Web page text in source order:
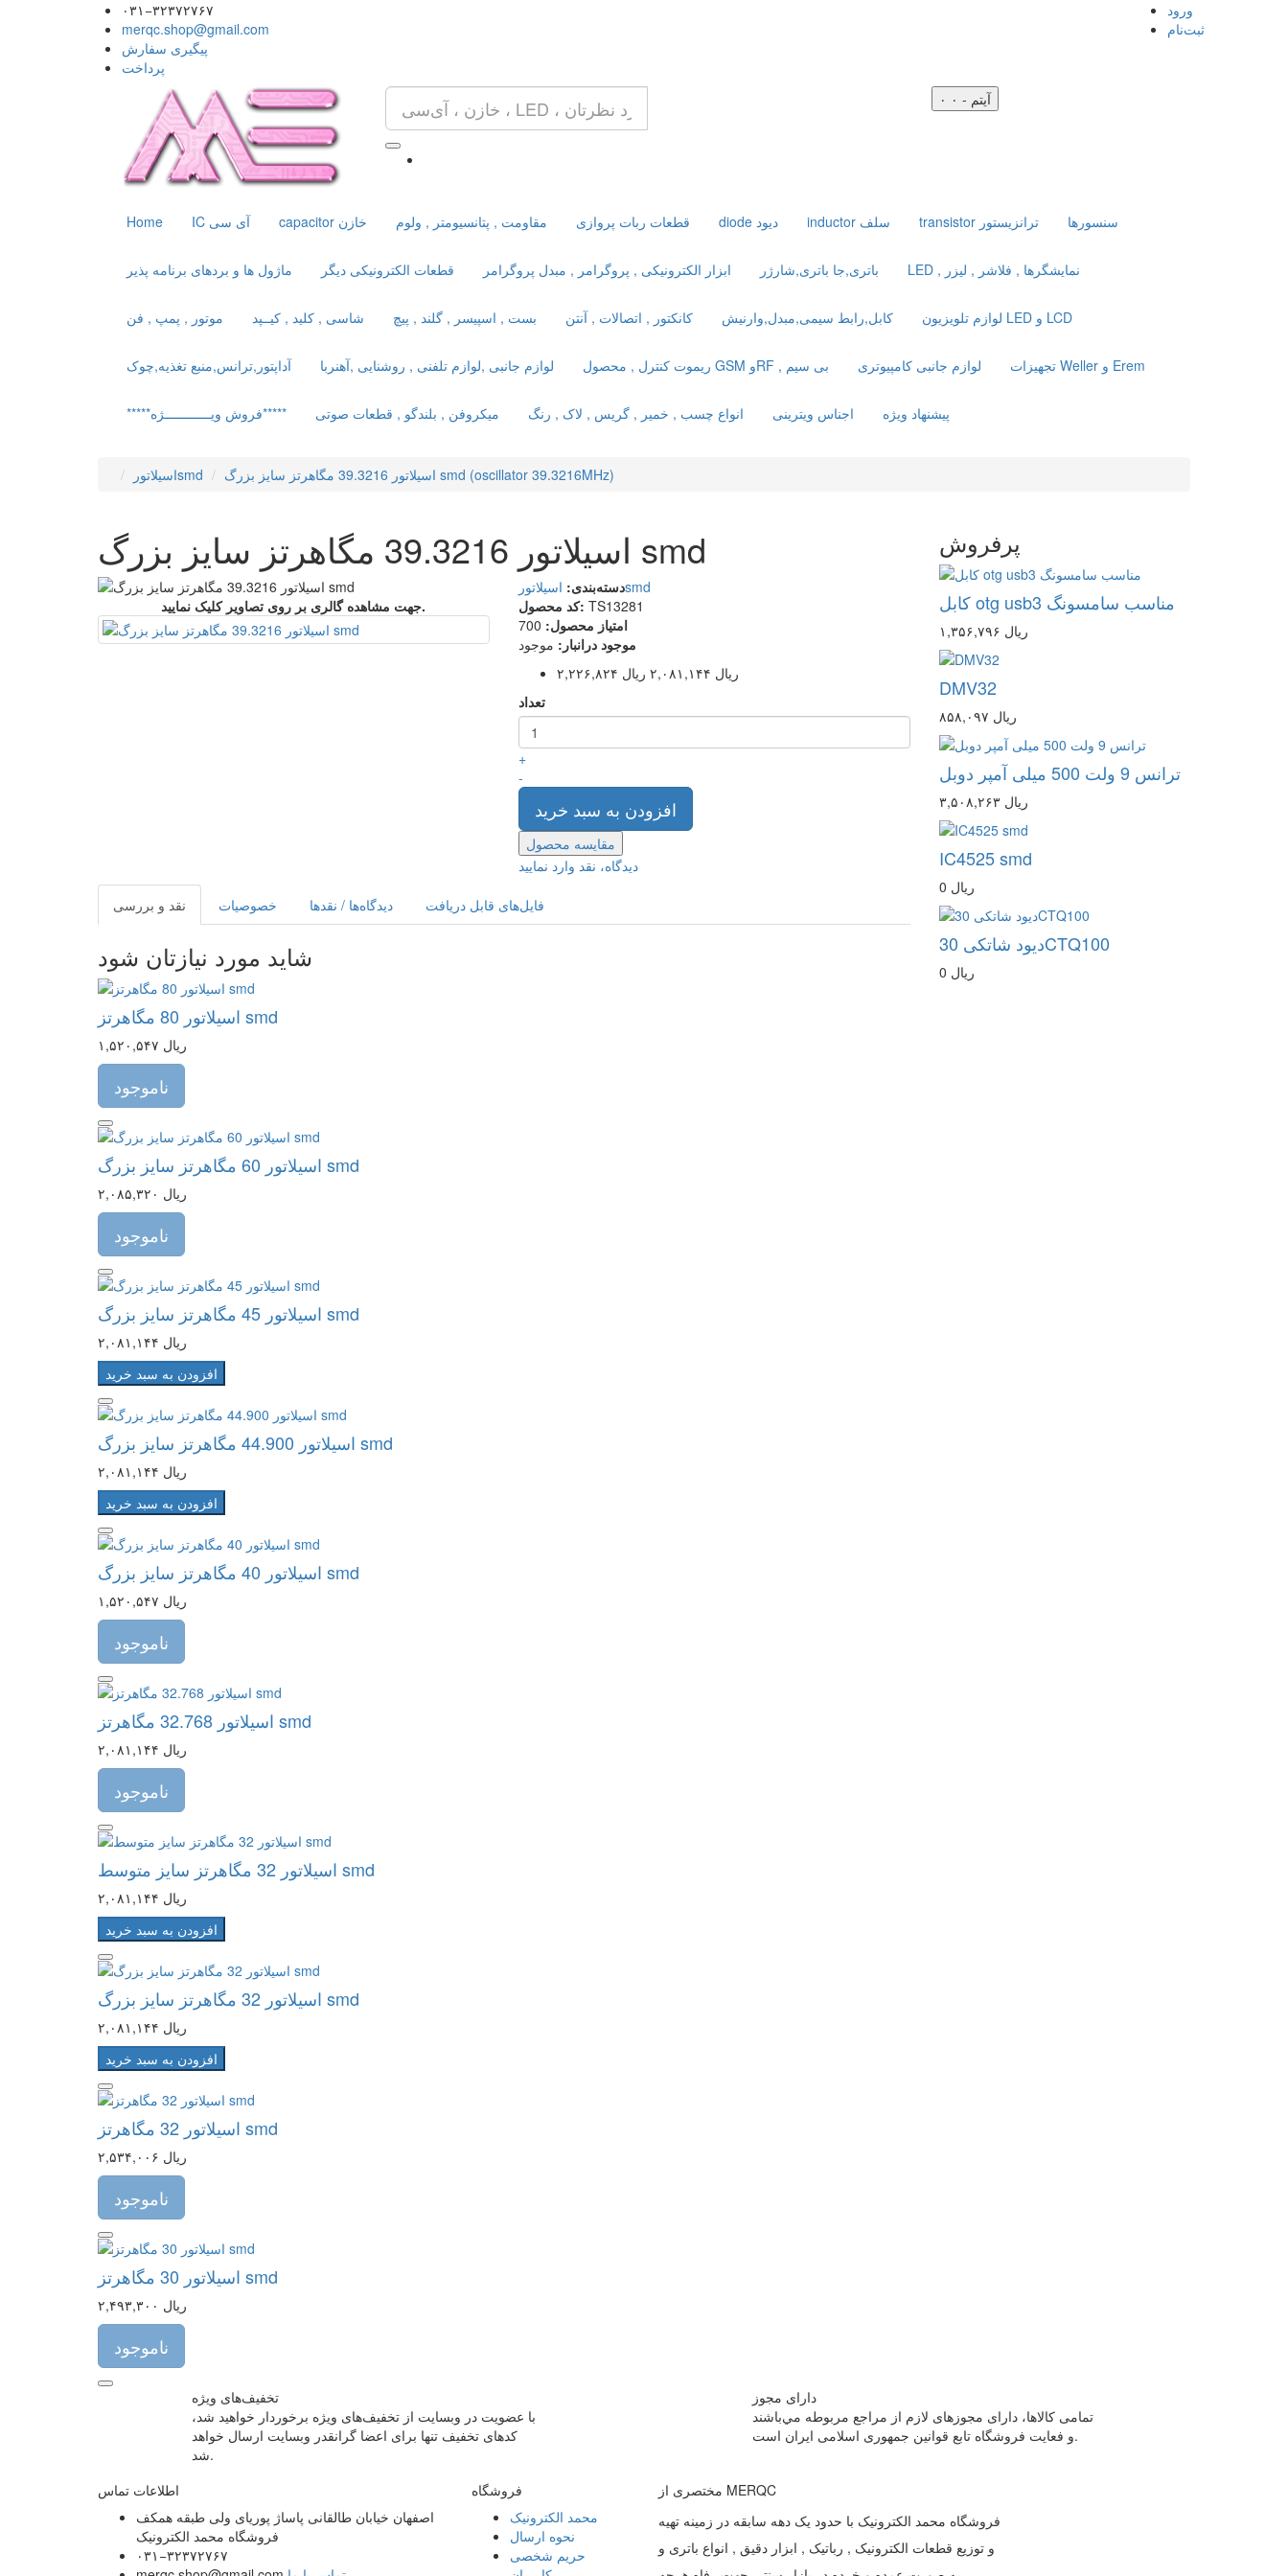
۰۳۱−۳۲۳۷۲۷۶۷
merqc.shop@gmail.com
پیگیری سفارش
پرداخت
ورود
ثبت‌نام
۰ آیتم - ۰
Home IC آی سی capacitor خازن مقاومت , پتانسیومتر , ولوم قطعات ربات پروازی diode دیود inductor سلف transistor ترانزیستور سنسورها
ماژول ها و بردهای برنامه پذیر قطعات الکترونیکی دیگر ابزار الکترونیکی , پروگرامر , مبدل پروگرامر باتری,جا باتری,شارژر LED , نمایشگرها , فلاشر , لیزر
موتور , پمپ , فن شاسی , کلید , کیــپد بست , اسپیسر , گلند , پیچ کانکتور , اتصالات , آنتن کابل,رابط سیمی,مبدل,وارنیش لوازم تلویزیون LED و LCD
آداپتور,ترانس,منبع تغذیه,چوک لوازم جانبی ,لوازم تلفنی , روشنایی ,آهنربا ریموت کنترل , محصول GSM وRF , بی سیم لوازم جانبی کامپیوتری تجهیزات Weller و Erem
*****فروش ویــــــــــــژه***** میکروفن , بلندگو , قطعات صوتی انواع چسب , خمیر , گریس , لاک , رنگ اجناس ویترینی پیشنهاد ویژه
اسیلاتورsmd اسیلاتور 39.3216 مگاهرتز سایز بزرگ smd (oscillator 39.3216MHz)
اسیلاتور 39.3216 مگاهرتز سایز بزرگ smd
جهت مشاهده گالری بر روی تصاویر کلیک نمایید.
دسته‌بندی:اسیلاتورsmd
کد محصول: TS13281
امتیاز محصول: 700
موجود درانبار: موجود
۲,۲۲۶,۸۲۴ ریال ۲,۰۸۱,۱۴۴ ریال
تعداد
+
-
افزودن به سبد خرید
مقایسه محصول
دیدگاه، نقد وارد نمایید
نقد و بررسی خصوصیات دیدگاه‌ها / نقدها فایل‌های قابل دریافت
شاید مورد نیازتان شود
اسیلاتور 80 مگاهرتز smd
۱,۵۲۰,۵۴۷ ریال
ناموجود
اسیلاتور 60 مگاهرتز سایز بزرگ smd
۲,۰۸۵,۳۲۰ ریال
ناموجود
اسیلاتور 45 مگاهرتز سایز بزرگ smd
۲,۰۸۱,۱۴۴ ریال
افزودن به سبد خرید
اسیلاتور 44.900 مگاهرتز سایز بزرگ smd
۲,۰۸۱,۱۴۴ ریال
افزودن به سبد خرید
اسیلاتور 40 مگاهرتز سایز بزرگ smd
۱,۵۲۰,۵۴۷ ریال
ناموجود
اسیلاتور 32.768 مگاهرتز smd
۲,۰۸۱,۱۴۴ ریال
ناموجود
اسیلاتور 32 مگاهرتز سایز متوسط smd
۲,۰۸۱,۱۴۴ ریال
افزودن به سبد خرید
اسیلاتور 32 مگاهرتز سایز بزرگ smd
۲,۰۸۱,۱۴۴ ریال
افزودن به سبد خرید
اسیلاتور 32 مگاهرتز smd
۲,۵۳۴,۰۰۶ ریال
ناموجود
اسیلاتور 30 مگاهرتز smd
۲,۴۹۳,۳۰۰ ریال
ناموجود
پرفروش
کابل otg usb3 مناسب سامسونگ
۱,۳۵۶,۷۹۶ ریال
DMV32
۸۵۸,۰۹۷ ریال
ترانس 9 ولت 500 میلی آمپر دوبل
۳,۵۰۸,۲۶۳ ریال
IC4525 smd
0 ریال
دیود شاتکی 30CTQ100
0 ریال
تخفیف‌های ویژه
با عضویت در وبسایت از تخفیف‌های ویژه برخوردار خواهید شد،
کدهای تخفیف تنها برای اعضا گرانقدر وبسایت ارسال خواهد
شد.
دارای مجوز
تمامی كالاها، دارای مجوزهای لازم از مراجع مربوطه مي‌باشند
و فعایت فروشگاه تابع قوانين جمهوری اسلامی ايران است.
اطلاعات تماس
اصفهان خیابان طالقانی پاساژ پوریای ولی طبقه همکف
فروشگاه محمد الکترونیک
۰۳۱−۳۲۳۷۲۷۶۷
فروشگاه
محمد الکترونیک
نحوه ارسال
حریم شخصی
مختصری از MERQC
فروشگاه محمد الکترونیک با حدود یک دهه سابقه در زمینه تهیه
و توزیع قطعات الکترونیک , رباتیک , ابزار دقیق , انواع باتری و